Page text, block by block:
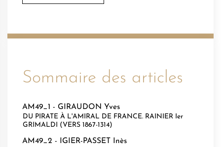
Sommaire des articles
AM49_1 - GIRAUDON Yves
DU PIRATE À L'AMIRAL DE FRANCE. RAINIER Ier
GRIMALDI (VERS 1867-1314)
AM49_2 - IGIER-PASSET Inès